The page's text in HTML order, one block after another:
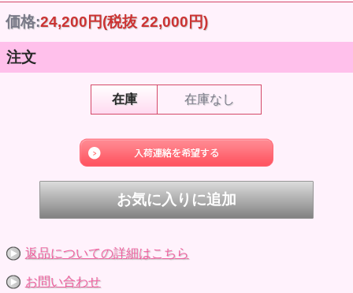
価格:24,200円(税抜 22,000円)
注文
在庫 在庫なし
返品についての詳細はこちら
お問い合わせ